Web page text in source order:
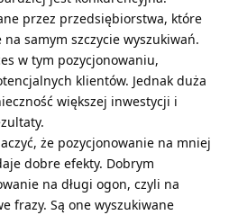
przez przedsiębiorstwa, które
samym szczycie wyszukiwań.
w tym pozycjonowaniu,
klientów. Jednak duża
większej inwestycji i
że pozycjonowanie na mniej
dobre efekty. Dobrym
na długi ogon, czyli na
frazy. Są one wyszukiwane